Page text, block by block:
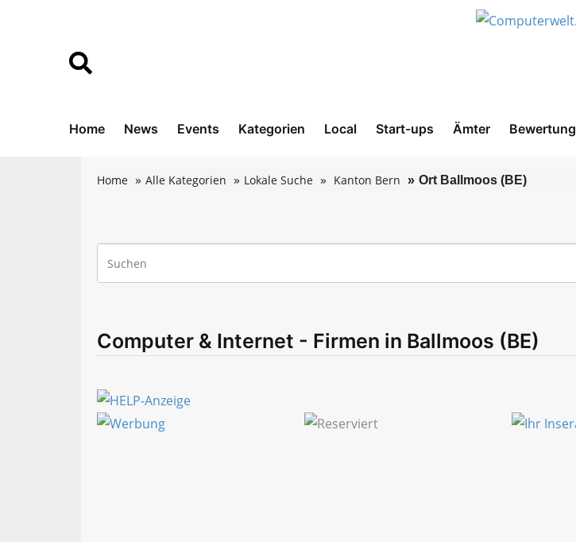
Home News Events Kategorien Local Start-ups Ämter Bewertung
Home Alle Kategorien Lokale Suche Kanton Bern Ort Ballmoos (BE)
Computer & Internet - Firmen in Ballmoos (BE)